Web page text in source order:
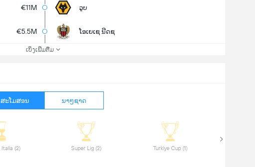
€11M ວູບ
€5.5M ໂອເຍເຊ ນີດຊ
ເບິ່ງເພີ່ມຕື່ມ
ສະໂມສອນ ນາໆຊາດ
Coppa Italia (2)